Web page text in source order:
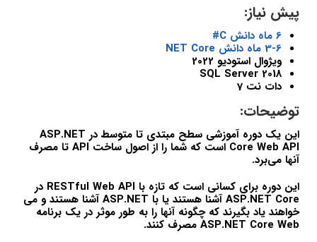
پیش نیاز:
6 ماه دانش C#
3-6 ماه دانش NET Core
ویژوال استودیو 2022
SQL Server 2018
دات نت 7
توضیحات:
این یک دوره آموزشی سطح مبتدی تا متوسط در ASP.NET
Core Web API است که شما را از اصول ساخت API تا مصرف
آنها می‌برد.
این دوره برای کسانی است که تازه با RESTful Web API در
ASP.NET Core آشنا هستند یا با ASP.NET آشنا هستند و می
خواهند یاد بگیرند که چگونه آنها را به طور موثر در یک برنامه
ASP.NET Core Web مصرف کنند.